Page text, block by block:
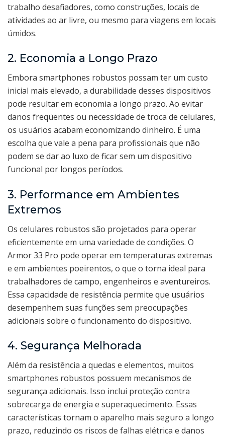
trabalho desafiadores, como construções, locais de
atividades ao ar livre, ou mesmo para viagens em locais
úmidos.
2. Economia a Longo Prazo
Embora smartphones robustos possam ter um custo
inicial mais elevado, a durabilidade desses dispositivos
pode resultar em economia a longo prazo. Ao evitar
danos freqüentes ou necessidade de troca de celulares,
os usuários acabam economizando dinheiro. É uma
escolha que vale a pena para profissionais que não
podem se dar ao luxo de ficar sem um dispositivo
funcional por longos períodos.
3. Performance em Ambientes
Extremos
Os celulares robustos são projetados para operar
eficientemente em uma variedade de condições. O
Armor 33 Pro pode operar em temperaturas extremas
e em ambientes poeirentos, o que o torna ideal para
trabalhadores de campo, engenheiros e aventureiros.
Essa capacidade de resistência permite que usuários
desempenhem suas funções sem preocupações
adicionais sobre o funcionamento do dispositivo.
4. Segurança Melhorada
Além da resistência a quedas e elementos, muitos
smartphones robustos possuem mecanismos de
segurança adicionais. Isso inclui proteção contra
sobrecarga de energia e superaquecimento. Essas
características tornam o aparelho mais seguro a longo
prazo, reduzindo os riscos de falhas elétrica e danos